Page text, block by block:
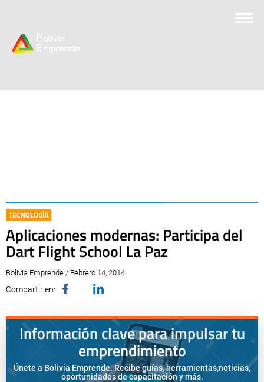
TECNOLOGÍA
Aplicaciones modernas: Participa del
Dart Flight School La Paz
Bolivia Emprende / Febrero 14, 2014
Compartir en:
Información clave para impulsar tu
emprendimiento
Únete a Bolivia Emprende. Recibe guías, herramientas,noticias,
oportunidades de capacitación y más.